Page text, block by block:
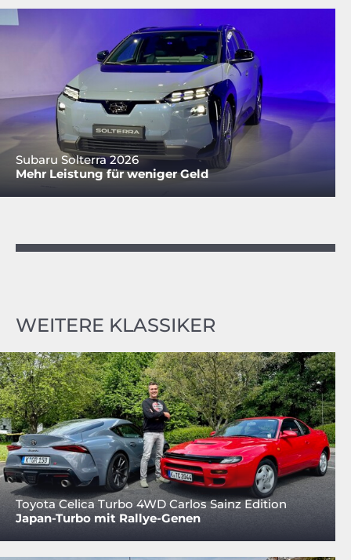
Subaru Solterra 2026
Mehr Leistung für weniger Geld
WEITERE KLASSIKER
Toyota Celica Turbo 4WD Carlos Sainz Edition
Japan-Turbo mit Rallye-Genen